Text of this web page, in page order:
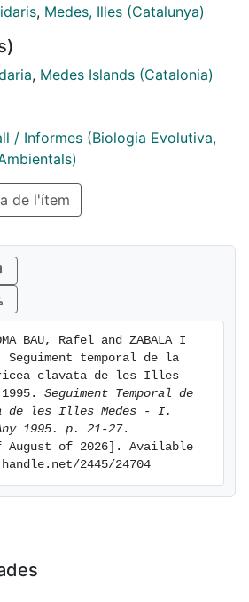
, Medes, Illes (Catalunya)
, Medes Islands (Catalonia)
/ Informes (Biologia Evolutiva,
de l'ítem
BAU, Rafel and ZABALA I
Seguiment temporal de la
clavata de les Illes
Seguiment Temporal de
de les Illes Medes - I.
1995. p. 21-27.
August of 2026]. Available
2445/24704